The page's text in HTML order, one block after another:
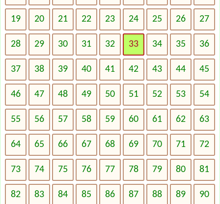
19 20 21 22 23 24 25 26 27
28 29 30 31 32 33 34 35 36
37 38 39 40 41 42 43 44 45
46 47 48 49 50 51 52 53 54
55 56 57 58 59 60 61 62 63
64 65 66 67 68 69 70 71 72
73 74 75 76 77 78 79 80 81
82 83 84 85 86 87 88 89 90